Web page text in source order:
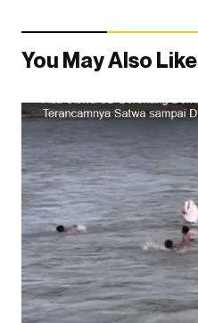
You May Also Like